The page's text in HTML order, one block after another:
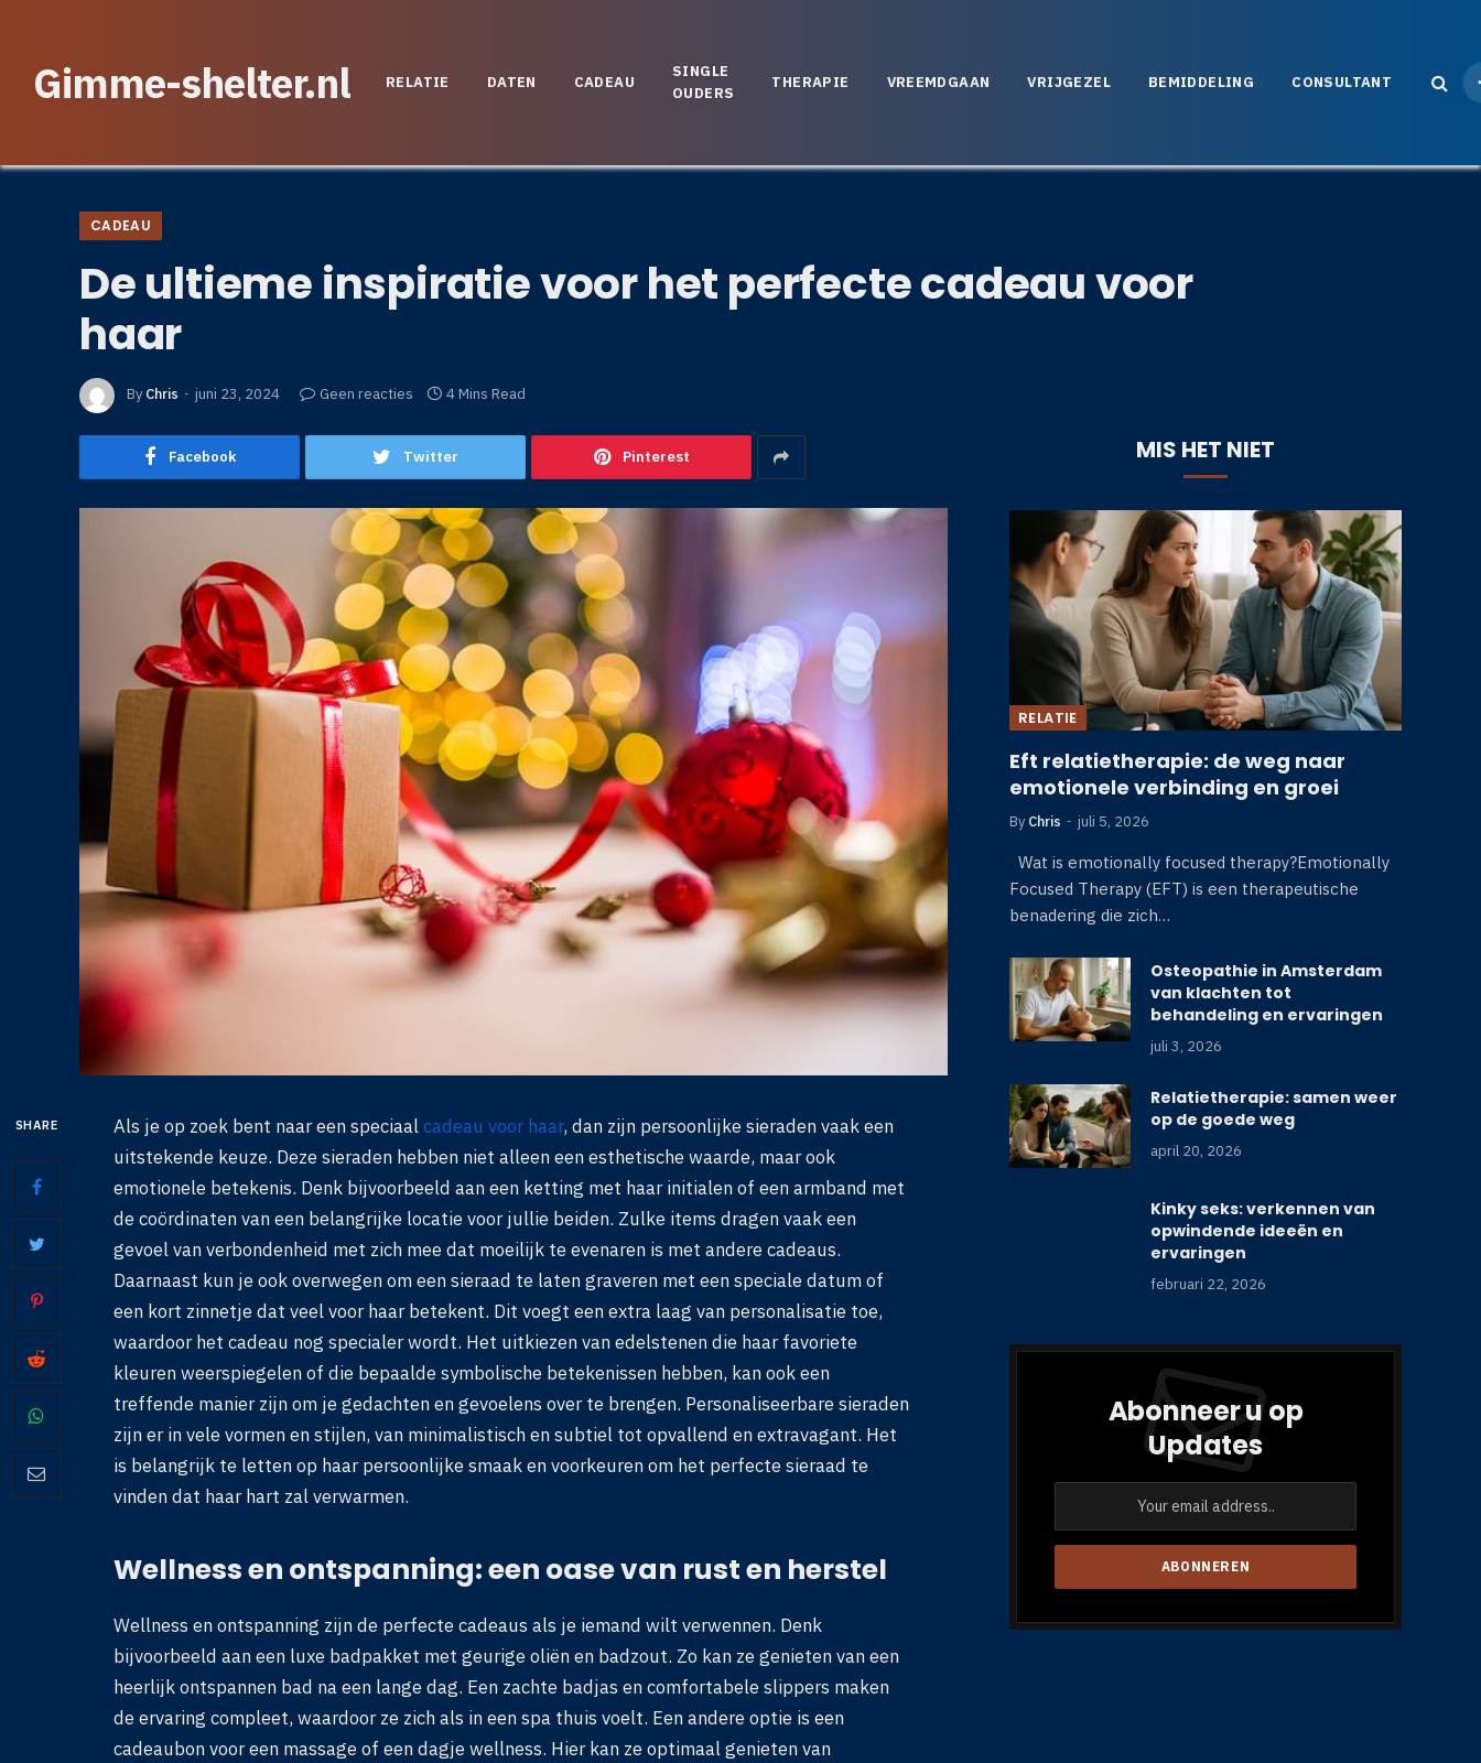
Gimme-shelter.nl RELATIE DATEN CADEAU
SINGLE
OUDERS
THERAPIE VREEMDGAAN VRIJGEZEL BEMIDDELING CONSULTANT
CADEAU
De ultieme inspiratie voor het perfecte cadeau voor
haar
By Chris juni 23, 2024 Geen reacties 4 Mins Read
Facebook Twitter Pinterest
SHARE Als je op zoek bent naar een speciaalcadeau voor haar, dan zijn persoonlijke sieraden vaak een
uitstekende keuze. Deze sieraden hebben niet alleen een esthetische waarde, maar ook
emotionele betekenis. Denk bijvoorbeeld aan een ketting met haar initialen of een armband met
de coördinaten van een belangrijke locatie voor jullie beiden. Zulke items dragen vaak een
gevoel van verbondenheid met zich mee dat moeilijk te evenaren is met andere cadeaus.
Daarnaast kun je ook overwegen om een sieraad te laten graveren met een speciale datum of
een kort zinnetje dat veel voor haar betekent. Dit voegt een extra laag van personalisatie toe,
waardoor het cadeau nog specialer wordt. Het uitkiezen van edelstenen die haar favoriete
kleuren weerspiegelen of die bepaalde symbolische betekenissen hebben, kan ook een
treffende manier zijn om je gedachten en gevoelens over te brengen. Personaliseerbare sieraden
zijn er in vele vormen en stijlen, van minimalistisch en subtiel tot opvallend en extravagant. Het
is belangrijk te letten op haar persoonlijke smaak en voorkeuren om het perfecte sieraad te
vinden dat haar hart zal verwarmen.
Wellness en ontspanning: een oase van rust en herstel
Wellness en ontspanning zijn de perfecte cadeaus als je iemand wilt verwennen. Denk
bijvoorbeeld aan een luxe badpakket met geurige oliën en badzout. Zo kan ze genieten van een
heerlijk ontspannen bad na een lange dag. Een zachte badjas en comfortabele slippers maken
de ervaring compleet, waardoor ze zich als in een spa thuis voelt. Een andere optie is een
cadeaubon voor een massage of een dagje wellness. Hier kan ze optimaal genieten van
MIS HET NIET
RELATIE
Eft relatietherapie: de weg naar
emotionele verbinding en groei
By Chris juli 5, 2026
Wat is emotionally focused therapy?Emotionally
Focused Therapy (EFT) is een therapeutische
benadering die zich…
Osteopathie in Amsterdam
van klachten tot
behandeling en ervaringen
juli 3, 2026
Relatietherapie: samen weer
op de goede weg
april 20, 2026
Kinky seks: verkennen van
opwindende ideeën en
ervaringen
februari 22, 2026
Abonneer u op
Updates